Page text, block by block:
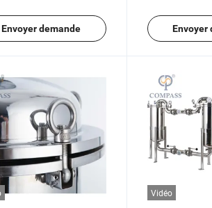
Envoyer demande Envoyer
Vidéo